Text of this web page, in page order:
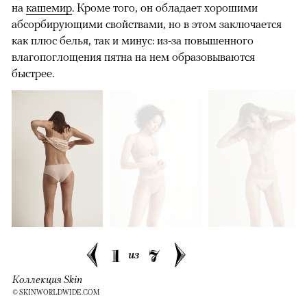
на кашемир. Кроме того, он обладает хорошими
абсорбирующими свойствами, но в этом заключается
как плюс белья, так и минус: из-за повышенного
влагопоглощения пятна на нем образовываются
быстрее.
1 из 7
Коллекция Skin
© SKINWORLDWIDE.COM